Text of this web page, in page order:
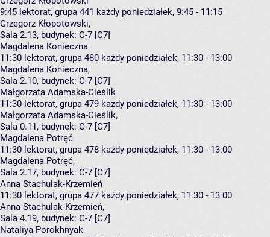
9:45 lektorat, grupa 441 każdy poniedziałek, 9:45 - 11:15
Grzegorz Kłopotowski,
Sala 2.13, budynek: C-7 [C7]
Magdalena Konieczna
11:30 lektorat, grupa 480 każdy poniedziałek, 11:30 - 13:00
Magdalena Konieczna,
Sala 2.10, budynek: C-7 [C7]
Małgorzata Adamska-Cieślik
11:30 lektorat, grupa 479 każdy poniedziałek, 11:30 - 13:00
Małgorzata Adamska-Cieślik,
Sala 0.11, budynek: C-7 [C7]
Magdalena Potręć
11:30 lektorat, grupa 478 każdy poniedziałek, 11:30 - 13:00
Magdalena Potręć,
Sala 2.17, budynek: C-7 [C7]
Anna Stachulak-Krzemień
11:30 lektorat, grupa 477 każdy poniedziałek, 11:30 - 13:00
Anna Stachulak-Krzemień,
Sala 4.19, budynek: C-7 [C7]
Nataliya Porokhnyak